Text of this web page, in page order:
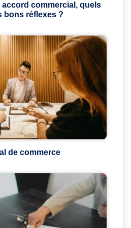
accord commercial, quels
bons réflexes ?
de commerce